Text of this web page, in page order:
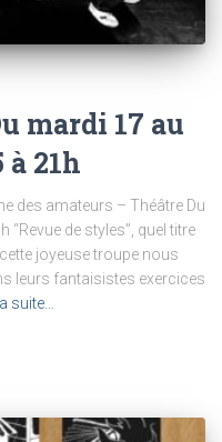
mardi 17 au
21h
des amateurs – Théâtre Du
de styles”, quel titre
joyeuse troupe nous
leurs fantaisistes exercices
suite…